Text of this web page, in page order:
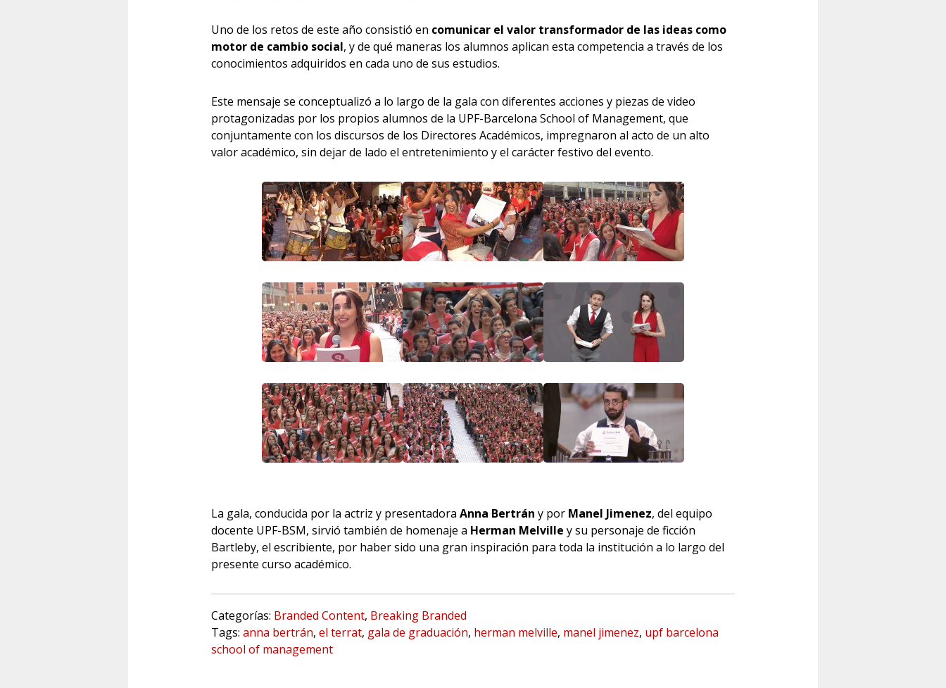
Uno de los retos de este año consistió en comunicar el valor transformador de las ideas como
motor de cambio social, y de qué maneras los alumnos aplican esta competencia a través de los
conocimientos adquiridos en cada uno de sus estudios.
Este mensaje se conceptualizó a lo largo de la gala con diferentes acciones y piezas de video
protagonizadas por los propios alumnos de la UPF-Barcelona School of Management, que
conjuntamente con los discursos de los Directores Académicos, impregnaron al acto de un alto
valor académico, sin dejar de lado el entretenimiento y el carácter festivo del evento.
La gala, conducida por la actriz y presentadora Anna Bertrán y por Manel Jimenez, del equipo
docente UPF-BSM, sirvió también de homenaje a Herman Melville y su personaje de ficción
Bartleby, el escribiente, por haber sido una gran inspiración para toda la institución a lo largo del
presente curso académico.
Categorías: Branded Content, Breaking Branded
Tags: anna bertrán, el terrat, gala de graduación, herman melville, manel jimenez, upf barcelona
school of management